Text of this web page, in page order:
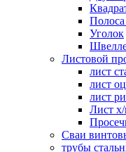
Полоса
Уголок
Листовой
лист
лист
лист
Лист
Сваи
трубы